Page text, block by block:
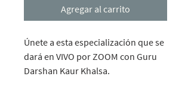
Agregar al carrito
Únete a esta especialización que se
dará en VIVO por ZOOM con Guru
Darshan Kaur Khalsa.